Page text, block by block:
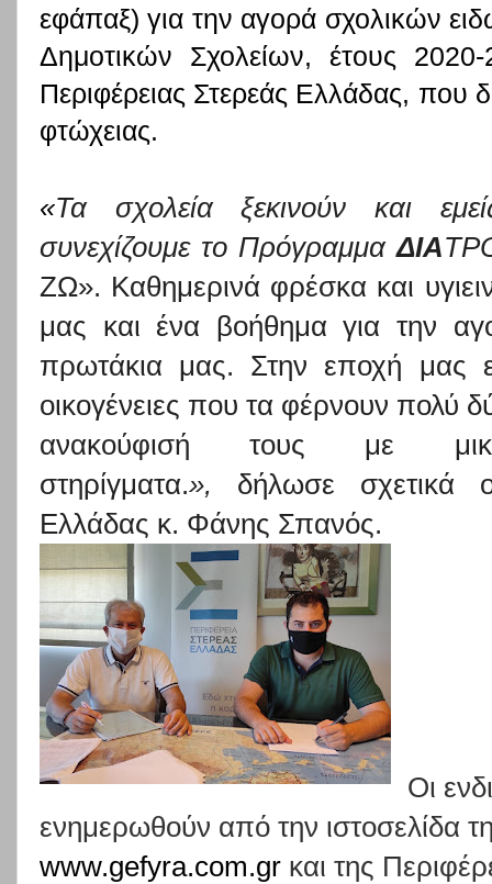
εφάπαξ) για την αγορά σχολικών
Δημοτικών Σχολείων, έτους
Περιφέρειας Στερεάς Ελλάδας, που
φτώχειας.
«Τα σχολεία ξεκινούν και
συνεχίζουμε το ΠρόγραμμαΔΙΑ
ΖΩ». Καθημερινά φρέσκα και
μας και ένα βοήθημα για την
πρωτάκια μας. Στην εποχή μας
οικογένειες που τα φέρνουν πολύ
ανακούφισή τους με
στηρίγματα.», δήλωσε σχετικά
Ελλάδας κ. Φάνης Σπανός.
Οι
ενημερωθούν από την ιστοσελίδα
www.gefyra.com.gr και της